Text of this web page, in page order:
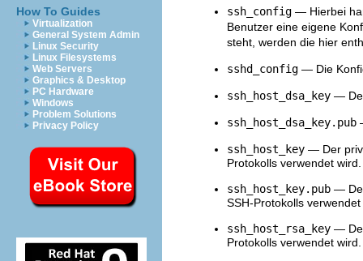
How To Guides
Virtualization
General System Admin
Linux Security
Linux Filesystems
Web Servers
Graphics & Desktop
PC Hardware
Windows
Problem Solutions
Privacy Policy
ssh_config — Hierbei
Benutzer eine eigene
steht, werden die hier
sshd_config — Die
ssh_host_dsa_key —
ssh_host_dsa_key.pub
ssh_host_key — Der
Protokolls verwendet wird.
ssh_host_key.pub —
SSH-Protokolls
ssh_host_rsa_key —
Protokolls verwendet wird.